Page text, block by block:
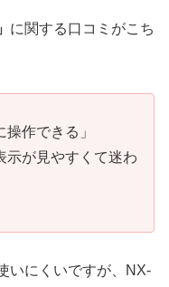
に関する口コミがこち
作できる」
示が見やすくて迷わ
いにくいですが、NX-